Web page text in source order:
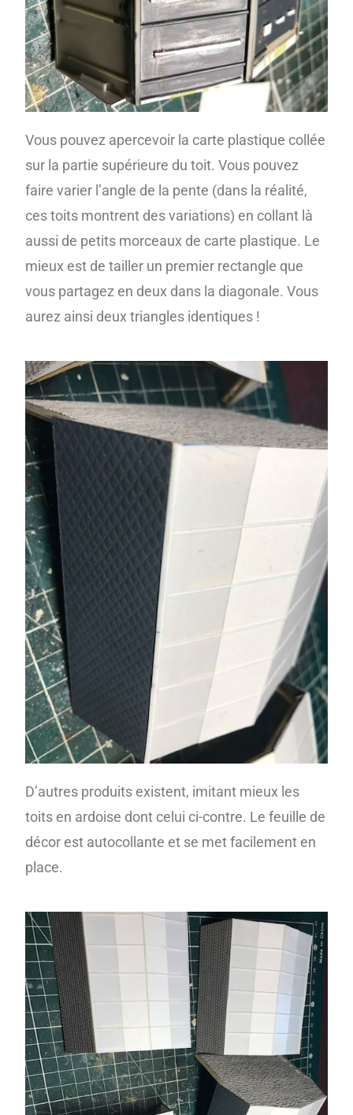
Vous pouvez apercevoir la carte plastique collée
sur la partie supérieure du toit. Vous pouvez
faire varier l’angle de la pente (dans la réalité,
ces toits montrent des variations) en collant là
aussi de petits morceaux de carte plastique. Le
mieux est de tailler un premier rectangle que
vous partagez en deux dans la diagonale. Vous
aurez ainsi deux triangles identiques !
D’autres produits existent, imitant mieux les
toits en ardoise dont celui ci-contre. Le feuille de
décor est autocollante et se met facilement en
place.